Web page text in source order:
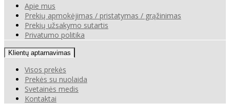
Apie mus
Prekių apmokėjimas / pristatymas / grąžinimas
Prekių užsakymo sutartis
Privatumo politika
Klientų aptarnavimas
Visos prekės
Prekės su nuolaida
Svetainės medis
Kontaktai